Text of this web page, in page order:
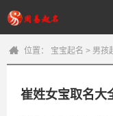
位置： 宝宝起名 > 男孩
崔姓女宝取名大